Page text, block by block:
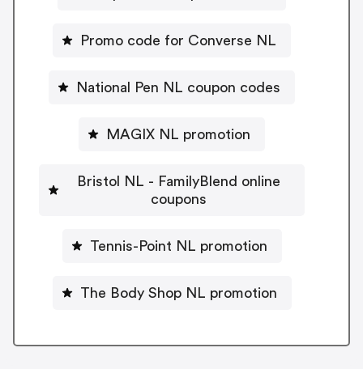
Promo code for Converse NL
National Pen NL coupon codes
MAGIX NL promotion
Bristol NL - FamilyBlend online
coupons
Tennis-Point NL promotion
The Body Shop NL promotion